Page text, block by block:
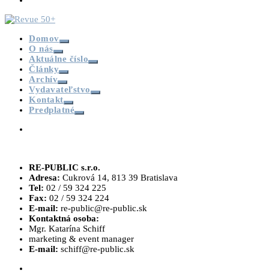
Domov
O nás
Aktuálne číslo
Články
Archív
Vydavateľstvo
Kontakt
Predplatné
RE-PUBLIC s.r.o.
Adresa: Cukrová 14, 813 39 Bratislava
Tel: 02 / 59 324 225
Fax: 02 / 59 324 224
E-mail: re-public@re-public.sk
Kontaktná osoba:
Mgr. Katarína Schiff
marketing & event manager
E-mail: schiff@re-public.sk